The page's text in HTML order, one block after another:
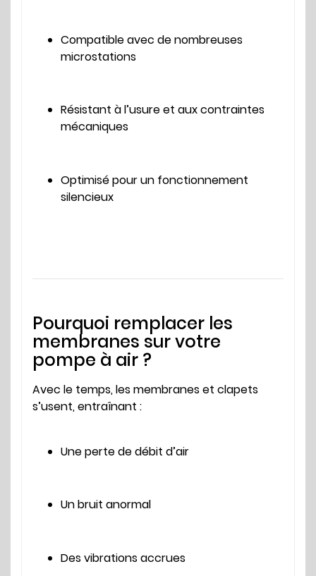
Compatible avec de nombreuses
microstations
Résistant à l’usure et aux contraintes
mécaniques
Optimisé pour un fonctionnement
silencieux
Pourquoi remplacer les
membranes sur votre
pompe à air ?
Avec le temps, les membranes et clapets
s’usent, entraînant :
Une perte de débit d’air
Un bruit anormal
Des vibrations accrues